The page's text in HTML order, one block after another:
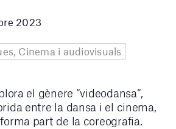
2023
Cinema i audiovisuals
el gènere “videodansa“,
entre la dansa i el cinema,
part de la coreografia.